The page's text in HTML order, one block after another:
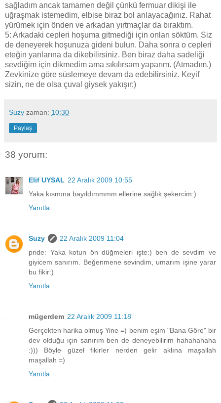
sağladım ancak tamamen değil çünkü fermuar dikişi ile
uğraşmak istemedim, elbise biraz bol anlayacağınız. Rahat
yürümek için önden ve arkadan yırtmaçlar da bıraktım.
5: Arkadaki cepleri hoşuma gitmediği için onları söktüm. Siz
de deneyerek hoşunuza gideni bulun. Daha sonra o cepleri
eteğin yanlarına da dikebilirsiniz. Ben biraz daha sadeliği
sevdiğim için dikmedim ama sıkılırsam yaparım. (Atmadım.)
Zevkinize göre süslemeye devam da edebilirsiniz. Keyif
sizin, ne de olsa çuval giysek yakışır;)
Suzy zaman: 10:30
Paylaş
38 yorum:
Elif UYSAL 22 Aralık 2009 10:55
Yaka kısmına bayıldımmmm ellerine sağlık şekercim:)
Yanıtla
Suzy
22 Aralık 2009 11:04
pride: Yaka kotun ön düğmeleri işte:) ben de sevdim ve
giyicem sanırım. Beğenmene sevindim, umarım işine yarar
bu fikir:)
Yanıtla
mügerdem 22 Aralık 2009 11:18
Gerçekten harika olmuş Yine =) benim eşim "Bana Göre" bir
dev olduğu için sanırım ben de deneyebilirim hahahahaha
:))) Böyle güzel fikirler nerden gelir aklına maşallah
maşallah =)
Yanıtla